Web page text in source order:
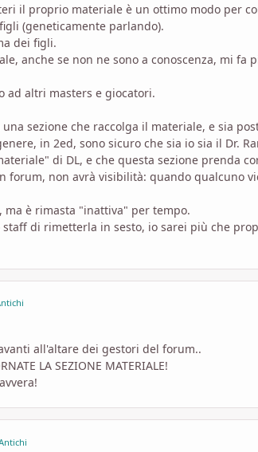
il proprio materiale è un ottimo modo per
(geneticamente parlando).
dei figli.
anche se non ne sono a conoscenza, mi
ad altri masters e giocatori.
sezione che raccolga il materiale, e sia
in 2ed, sono sicuro che sia io sia il Dr.
di DL, e che questa sezione prenda
forum, non avrà visibilità: quando qualcuno
ma è rimasta "inattiva" per tempo.
staff di rimetterla in sesto, io sarei più che
all'altare dei gestori del forum..
LA SEZIONE MATERIALE!